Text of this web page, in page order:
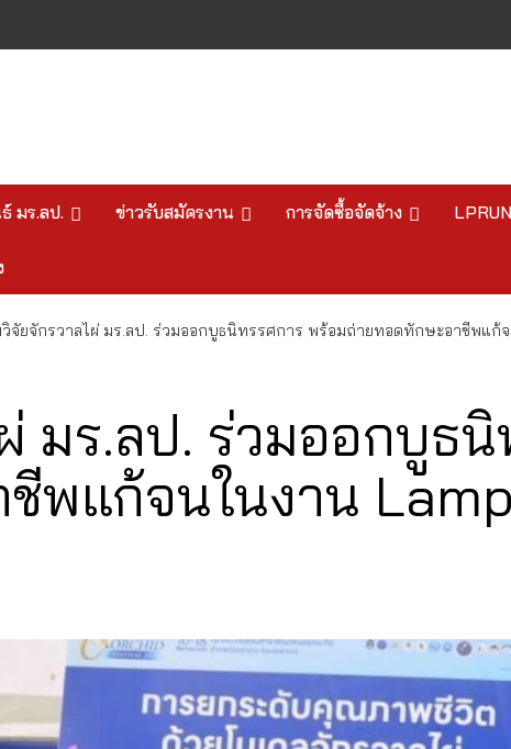
มร.ลป. ข่าวรับสมัครงาน การจัดซื้อจัดจ้าง
จัยจักรวาลไผ่ มร.ลป. ร่วมออกบูธนิทรรศการ พร้อมถ่ายทอดทักษะอาชีพแก้จน
มร.ลป. ร่วมออกบูธ
พแก้จนในงาน